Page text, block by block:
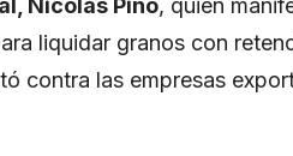
, Nicolás Pino, quien
liquidar granos con
contra las empresas